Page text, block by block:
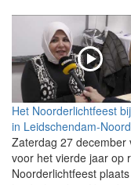
Het Noorderlichtfeest
in Leidschendam-Noord
Zaterdag 27 december
voor het vierde jaar op
Noorderlichtfeest